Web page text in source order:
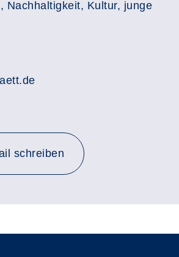
Nachhaltigkeit, Kultur, junge
schreiben